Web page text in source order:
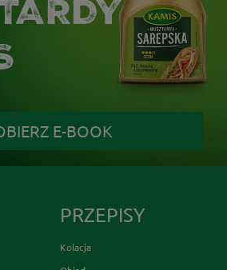
E-BOOK
PRZEPISY
Kolacja